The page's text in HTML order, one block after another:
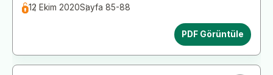
12 Ekim 2020Sayfa 85-88
PDF Görüntüle